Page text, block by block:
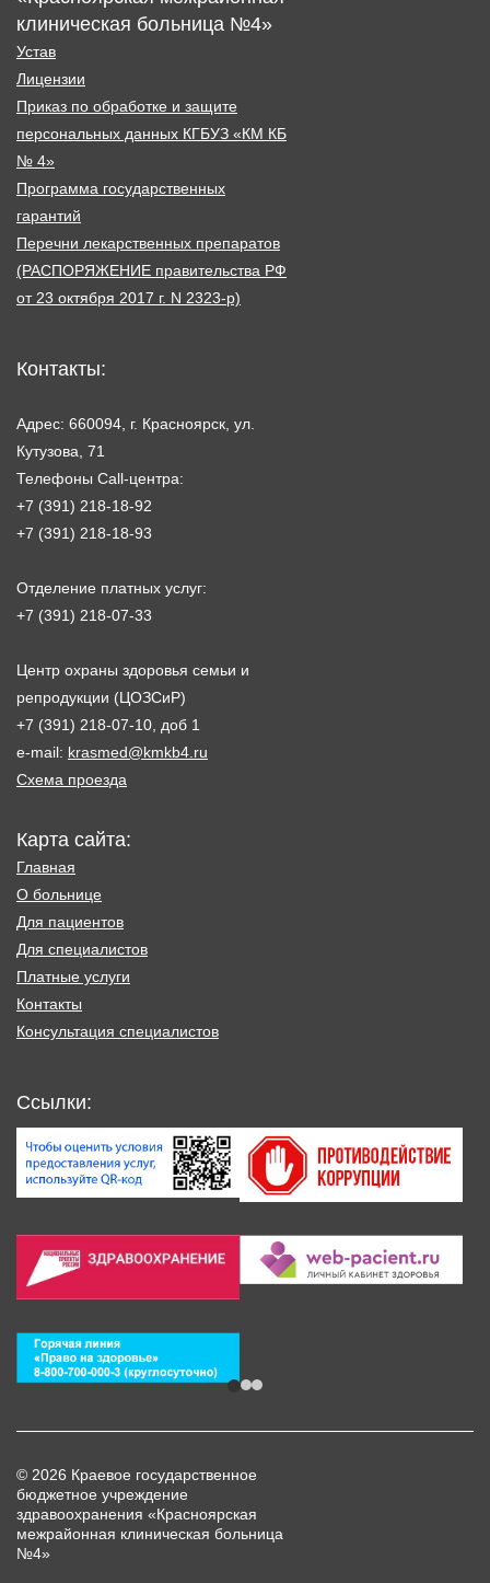
клиническая больница №4»
Устав
Лицензии
Приказ по обработке и защите
персональных данных КГБУЗ «КМ КБ
№ 4»
Программа государственных
гарантий
Перечни лекарственных препаратов
(РАСПОРЯЖЕНИЕ правительства РФ
от 23 октября 2017 г. N 2323-р)
Контакты:
Адрес: 660094, г. Красноярск, ул.
Кутузова, 71
Телефоны Call-центра:
+7 (391) 218-18-92
+7 (391) 218-18-93
Отделение платных услуг:
+7 (391) 218-07-33
Центр охраны здоровья семьи и
репродукции (ЦОЗСиР)
+7 (391) 218-07-10, доб 1
e-mail: krasmed@kmkb4.ru
Схема проезда
Карта сайта:
Главная
О больнице
Для пациентов
Для специалистов
Платные услуги
Контакты
Консультация специалистов
Ссылки:
© 2026 Краевое государственное
бюджетное учреждение
здравоохранения «Красноярская
межрайонная клиническая больница
№4»